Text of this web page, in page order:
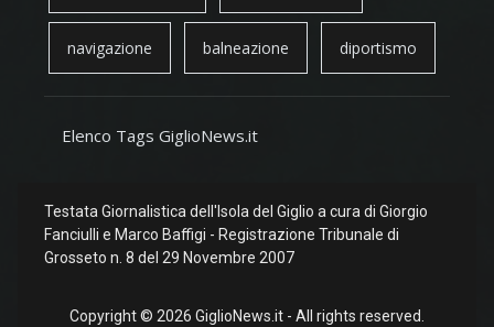
navigazione balneazione diportismo
Elenco Tags GiglioNews.it
Testata Giornalistica dell'Isola del Giglio a cura di Giorgio
Fanciulli e Marco Baffigi - Registrazione Tribunale di
Grosseto n. 8 del 29 Novembre 2007
Copyright © 2026 GiglioNews.it - All rights reserved.